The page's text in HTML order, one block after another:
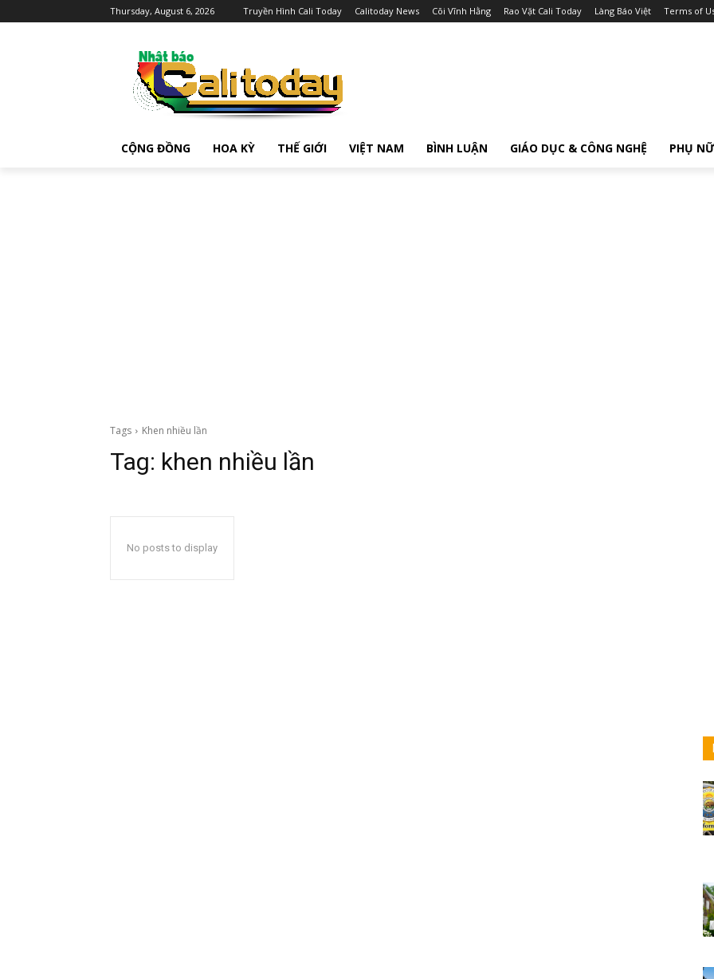
Thursday, August 6, 2026 Truyền Hình Cali Today Calitoday News Cõi Vĩnh Hằng Rao Vặt Cali Today Làng Báo Việt Terms of
CỘNG ĐỒNG HOA KỲ THẾ GIỚI VIỆT NAM BÌNH LUẬN GIÁO DỤC & CÔNG NGHỆ PHỤ NỮ
Tags Khen nhiều lần
Tag: khen nhiều lần
No posts to display